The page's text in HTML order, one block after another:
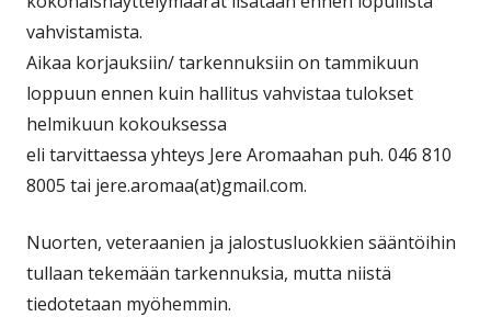
vahvistamista.
Aikaa korjauksiin/ tarkennuksiin on tammikuun
loppuun ennen kuin hallitus vahvistaa tulokset
helmikuun kokouksessa
eli tarvittaessa yhteys Jere Aromaahan puh. 046 810
8005 tai jere.aromaa(at)gmail.com.
Nuorten, veteraanien ja jalostusluokkien sääntöihin
tullaan tekemään tarkennuksia, mutta niistä
tiedotetaan myöhemmin.